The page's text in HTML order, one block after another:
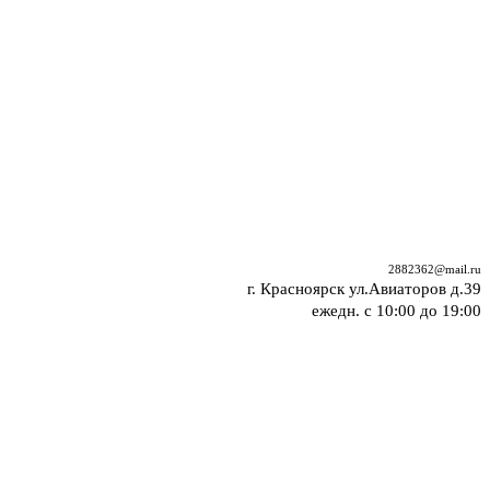
2882362@mail.ru
г. Красноярск ул.Авиаторов д.39
ежедн. с 10:00 до 19:00